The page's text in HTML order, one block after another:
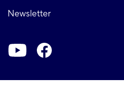
Newsletter
Soziale-
Netzwerke